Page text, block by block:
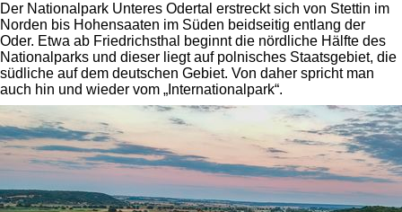
Der Nationalpark Unteres Odertal erstreckt sich von Stettin im
Norden bis Hohensaaten im Süden beidseitig entlang der
Oder. Etwa ab Friedrichsthal beginnt die nördliche Hälfte des
Nationalparks und dieser liegt auf polnisches Staatsgebiet, die
südliche auf dem deutschen Gebiet. Von daher spricht man
auch hin und wieder vom „Internationalpark“.